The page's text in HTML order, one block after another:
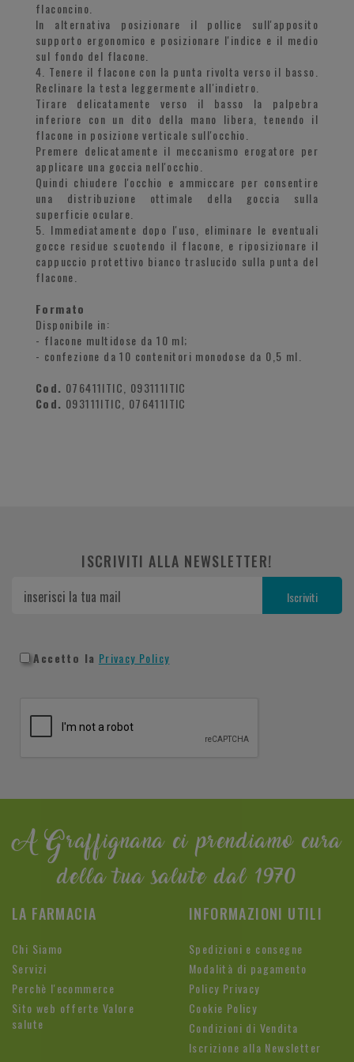
flaconcino.
In alternativa posizionare il pollice sull'apposito
supporto ergonomico e posizionare l'indice e il medio
sul fondo del flacone.
4. Tenere il flacone con la punta rivolta verso il basso.
Reclinare la testa leggermente all'indietro.
Tirare delicatamente verso il basso la palpebra
inferiore con un dito della mano libera, tenendo il
flacone in posizione verticale sull'occhio.
Premere delicatamente il meccanismo erogatore per
applicare una goccia nell'occhio.
Quindi chiudere l'occhio e ammiccare per consentire
una distribuzione ottimale della goccia sulla
superficie oculare.
5. Immediatamente dopo l'uso, eliminare le eventuali
gocce residue scuotendo il flacone, e riposizionare il
cappuccio protettivo bianco traslucido sulla punta del
flacone.
Formato
Disponibile in:
- flacone multidose da 10 ml;
- confezione da 10 contenitori monodose da 0,5 ml.
Cod. 076411ITIC, 093111ITIC
Cod. 093111ITIC, 076411ITIC
ISCRIVITI ALLA NEWSLETTER!
Accetto la Privacy Policy
A Graffignana ci prendiamo cura
della tua salute dal 1970
LA FARMACIA
Chi Siamo
Servizi
Perchè l'ecommerce
Sito web offerte Valore
salute
INFORMAZIONI UTILI
Spedizioni e consegne
Modalità di pagamento
Policy Privacy
Cookie Policy
Condizioni di Vendita
Iscrizione alla Newsletter